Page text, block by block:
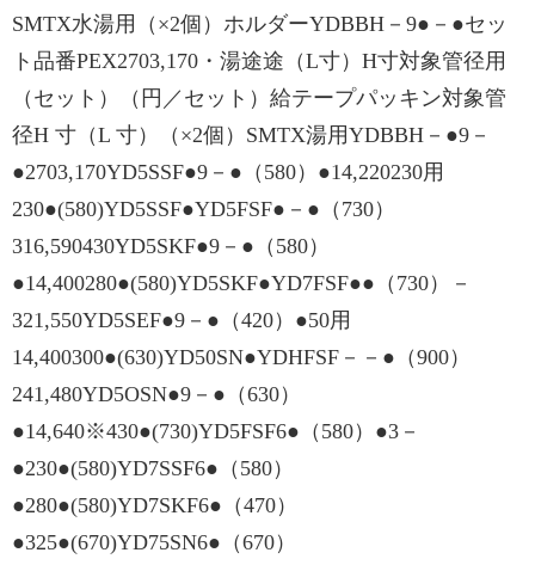
SMTX水湯用（×2個）ホルダーYDBBH－9●－●セッ
ト品番PEX2703,170・湯途途（L⼨）H⼨対象管径用
（セット）（円／セット）給テープパッキン対象管
径H 寸（L 寸）（×2個）SMTX湯用YDBBH－●9－
●2703,170YD5SSF●9－●（580）●14,220230用
230●(580)YD5SSF●YD5FSF●－●（730）
316,590430YD5SKF●9－●（580）
●14,400280●(580)YD5SKF●YD7FSF●●（730）－
321,550YD5SEF●9－●（420）●50⽤
14,400300●(630)YD50SN●YDHFSF－－●（900）
241,480YD5OSN●9－●（630）
●14,640※430●(730)YD5FSF6●（580）●3－
●230●(580)YD7SSF6●（580）
●280●(580)YD7SKF6●（470）
●325●(670)YD75SN6●（670）